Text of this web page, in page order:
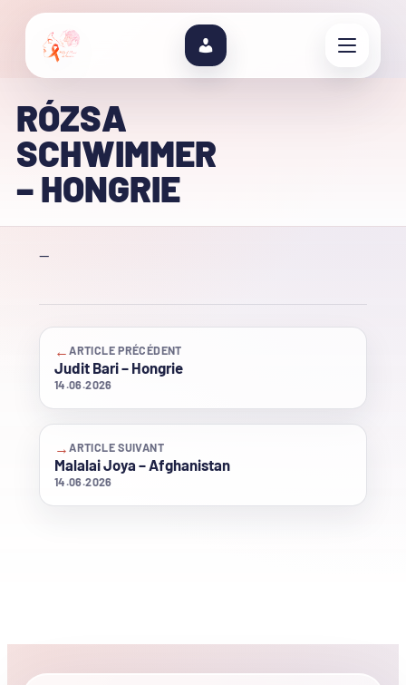
RÓZSA
SCHWIMMER
– HONGRIE
—
←ARTICLE PRÉCÉDENT
Judit Bari – Hongrie
14.06.2026
→ARTICLE SUIVANT
Malalai Joya – Afghanistan
14.06.2026